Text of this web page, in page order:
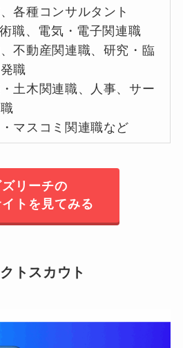
各種コンサルタント
職、電気・電子関連職
不動産関連職、研究・臨
職
土木関連職、人事、サー
マスコミ関連職など
ズリーチの
トを見てみる
トスカウト